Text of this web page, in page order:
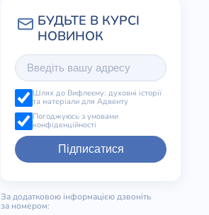
Шлях до Вифлеєму: духовні історії
та матеріали для Адвенту
Погоджуюсь з умовами
конфіденційності
Підписатися
За додатковою інформацією дзвоніть
за номером: